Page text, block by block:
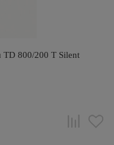
TD 800/200 T Silent